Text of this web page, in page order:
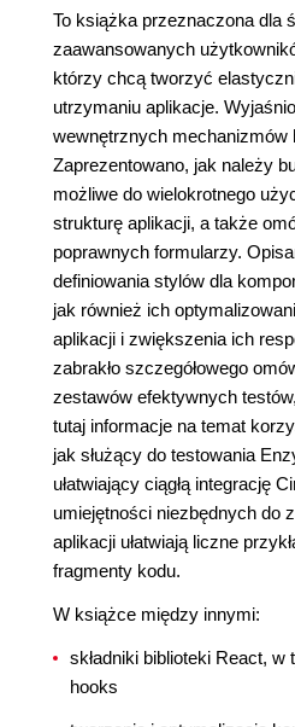
To książka przeznaczona dla
zaawansowanych
którzy chcą tworzyć
utrzymaniu aplikacje.
wewnętrznych mechanizmów
Zaprezentowano, jak należy
możliwe do wielokrotnego
strukturę aplikacji, a także
poprawnych formularzy.
definiowania stylów dla
jak również ich
aplikacji i zwiększenia ich
zabrakło szczegółowego
zestawów efektywnych
tutaj informacje na temat
jak służący do testowania
ułatwiający ciągłą integrację
umiejętności niezbędnych do
aplikacji ułatwiają liczne
fragmenty kodu.
W książce między innymi:
składniki biblioteki React,
hooks